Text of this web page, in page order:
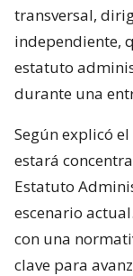
transversal,
independiente,
estatuto
durante una
Según explicó
estará
Estatuto
escenario
con una
clave para